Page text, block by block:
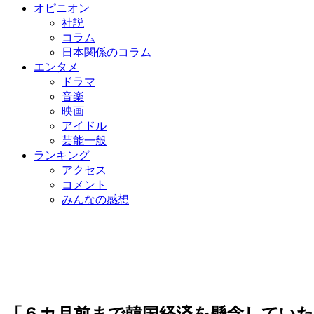
オピニオン
社説
コラム
日本関係のコラム
エンタメ
ドラマ
音楽
映画
アイドル
芸能一般
ランキング
アクセス
コメント
みんなの感想